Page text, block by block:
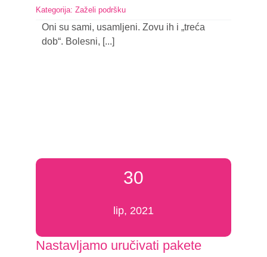
Kategorija: Zaželi podršku
Oni su sami, usamljeni. Zovu ih i „treća
dob“. Bolesni, [...]
30
lip, 2021
Nastavljamo uručivati pakete